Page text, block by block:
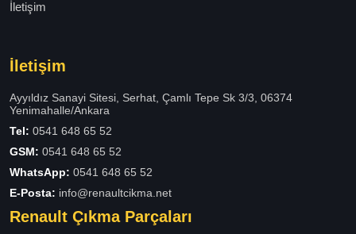
İletişim
İletişim
Ayyıldız Sanayi Sitesi, Serhat, Çamlı Tepe Sk 3/3, 06374
Yenimahalle/Ankara
Tel: 0541 648 65 52
GSM: 0541 648 65 52
WhatsApp: 0541 648 65 52
E-Posta: info@renaultcikma.net
Renault Çıkma Parçaları